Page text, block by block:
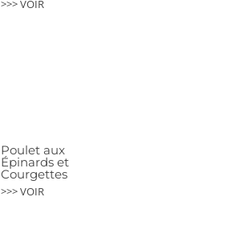
>>> VOIR
Poulet aux
Épinards et
Courgettes
>>> VOIR